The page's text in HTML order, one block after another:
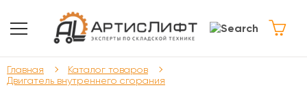
Главная
Каталог товаров
Двигатель внутреннего сгорания